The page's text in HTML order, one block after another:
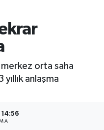
orta saha
anlaşma
14:56
Fikstür